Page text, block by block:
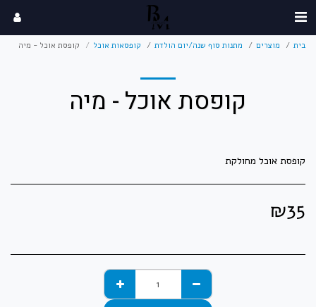
בית מוצרים מתנות סוף שנה/יום הולדת קופסאות אוכל קופסת אוכל - מיה
קופסת אוכל - מיה
קופסת אוכל מחולקת
₪35